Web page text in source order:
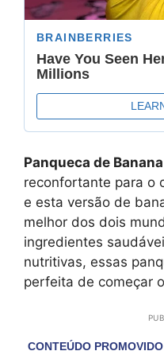
Panqueca de Banana
reconfortante para o
e esta versão de
melhor dos dois
ingredientes
nutritivas, essas
perfeita de começar